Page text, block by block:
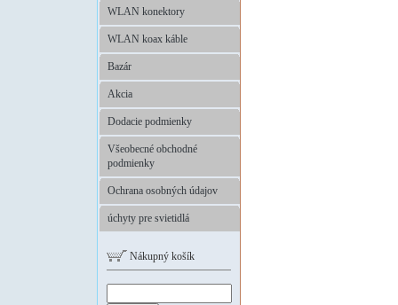
WLAN konektory
WLAN koax káble
Bazár
Akcia
Dodacie podmienky
Všeobecné obchodné
podmienky
Ochrana osobných údajov
úchyty pre svietidlá
Nákupný košík